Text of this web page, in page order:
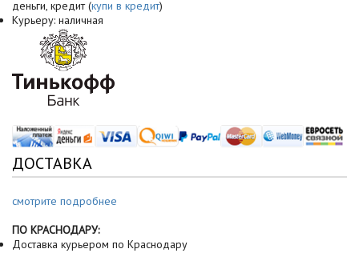
деньги, кредит (купи в кредит)
Курьеру: наличная
ДОСТАВКА
смотрите подробнее
ПО КРАСНОДАРУ:
Доставка курьером по Краснодару